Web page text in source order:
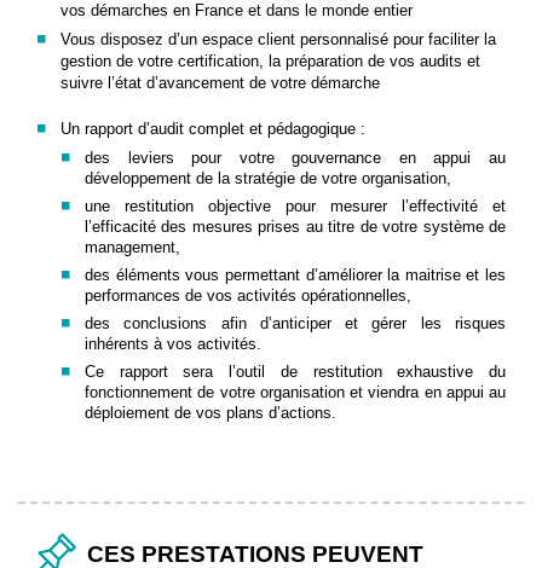
vos démarches en France et dans le monde entier
Vous disposez d’un espace client personnalisé pour faciliter la
gestion de votre certification, la préparation de vos audits et
suivre l’état d’avancement de votre démarche
Un rapport d’audit complet et pédagogique :
des leviers pour votre gouvernance en appui au
développement de la stratégie de votre organisation,
une restitution objective pour mesurer l’effectivité et
l’efficacité des mesures prises au titre de votre système de
management,
des éléments vous permettant d’améliorer la maitrise et les
performances de vos activités opérationnelles,
des conclusions afin d’anticiper et gérer les risques
inhérents à vos activités.
Ce rapport sera l’outil de restitution exhaustive du
fonctionnement de votre organisation et viendra en appui au
déploiement de vos plans d’actions.
CES PRESTATIONS PEUVENT